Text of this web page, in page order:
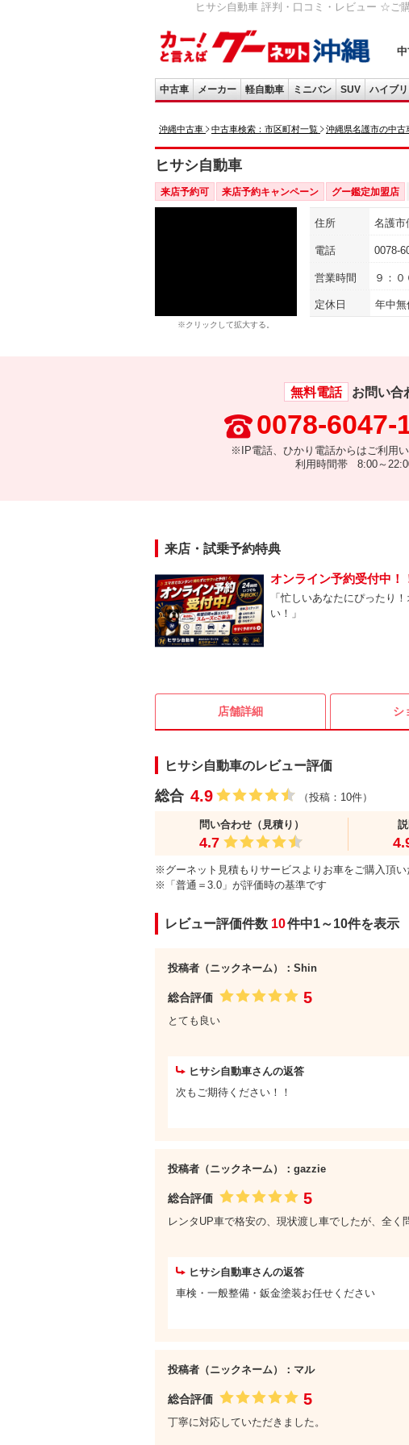
ヒサシ自動車 評判・口コミ・レビュー ☆ご
中
中古車 メーカー 軽自動車 ミニバン SUV ハイブ
沖縄中古車 中古車検索：市区町村一覧 沖縄県名護市の中古
ヒサシ自動車
来店予約可 来店予約キャンペーン グー鑑定加盟店
※クリックして拡大する。
住所 名護市
電話 0078-
営業時間 ９：
定休日 年中無
無料電話 お問い合
0078-6047-
※IP電話、ひかり電話からはご利用い
利用時間帯 8:00～
来店・試乗予約特典
オンライン予約受付中！
「忙しいあなたにぴったり
い！」
店舗詳細 シ
ヒサシ自動車のレビュー評価
総合 4.9 （投稿：10件）
問い合わせ（見積り）
4.7
※グーネット見積もりサービスよりお車をご購入頂い
※「普通＝3.0」が評価時の基準です
レビュー評価件数 10件中1～10件を表示
投稿者（ニックネーム）：Shin
総合評価 5
とても良い
ヒサシ自動車さんの返答
次もご期待ください！！
投稿者（ニックネーム）：gazzie
総合評価 5
レンタUP車で格安の、現状渡し車でしたが、全
ヒサシ自動車さんの返答
車検・一般整備・鈑金塗装お任せください
投稿者（ニックネーム）：マル
総合評価 5
丁寧に対応していただきました。